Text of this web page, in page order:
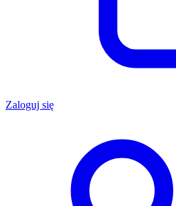
Zaloguj się